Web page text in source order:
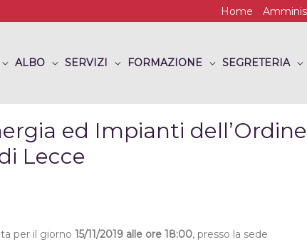
Home
ALBO SERVIZI FORMAZIONE SEGRETERIA
ed Impianti dell’Ordine
Lecce
per il giorno 15/11/2019 alle ore 18:00, presso la sede